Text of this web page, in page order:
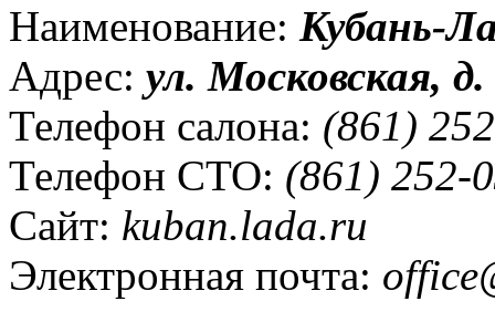
Наименование: Кубань-
Адрес: ул. Московская,
Телефон салона: (861)
Телефон СТО: (861) 252-
Сайт: kuban.lada.ru
Электронная почта: